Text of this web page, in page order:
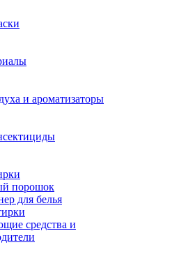
и ароматизаторы
порошок
для белья
средства и